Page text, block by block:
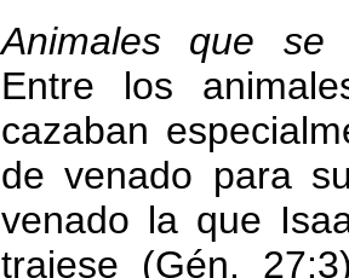
Animales que se
Entre los
cazaban
de venado para
venado la que
trajese (Gén.